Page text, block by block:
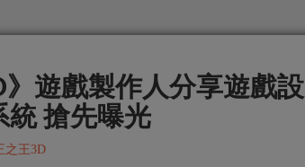
遊戲製作人分享遊戲設
搶先曝光
之王3D